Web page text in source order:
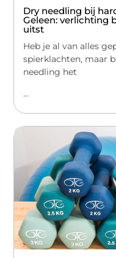
Dry needling bij
Geleen: verlichting
uitst
Heb je al van alles
spierklachten, maar
needling het
...